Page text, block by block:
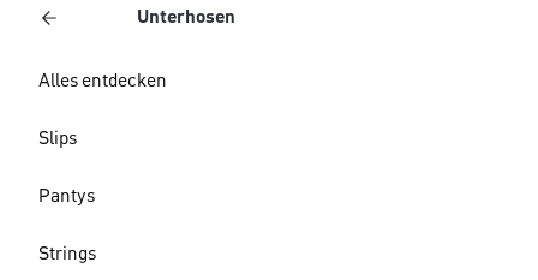
Unterhosen
Alles entdecken
Slips
Pantys
Strings